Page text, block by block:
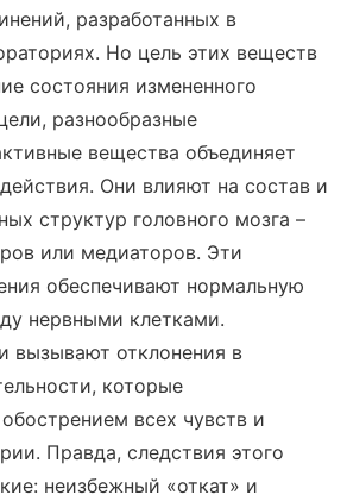
разработанных в
Но цель этих веществ
состояния измененного
разнообразные
вещества объединяет
Они влияют на состав и
структур головного мозга –
или медиаторов. Эти
обеспечивают нормальную
нервными клетками.
вызывают отклонения в
которые
всех чувств и
Правда, следствия этого
неизбежный «откат» и